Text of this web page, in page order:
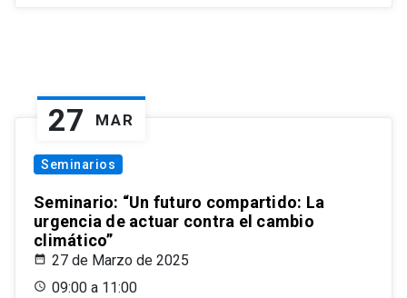
27 MAR
Seminarios
Seminario: “Un futuro compartido: La
urgencia de actuar contra el cambio
climático”
27 de Marzo de 2025
09:00 a 11:00